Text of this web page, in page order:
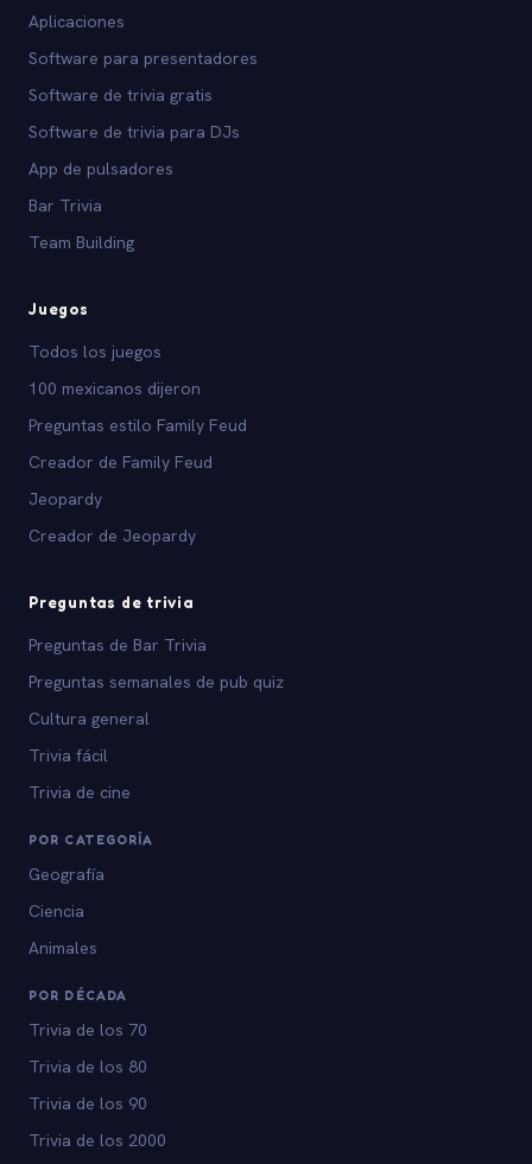
Aplicaciones
Software para presentadores
Software de trivia gratis
Software de trivia para DJs
App de pulsadores
Bar Trivia
Team Building
Juegos
Todos los juegos
100 mexicanos dijeron
Preguntas estilo Family Feud
Creador de Family Feud
Jeopardy
Creador de Jeopardy
Preguntas de trivia
Preguntas de Bar Trivia
Preguntas semanales de pub quiz
Cultura general
Trivia fácil
Trivia de cine
POR CATEGORÍA
Geografía
Ciencia
Animales
POR DÉCADA
Trivia de los 70
Trivia de los 80
Trivia de los 90
Trivia de los 2000